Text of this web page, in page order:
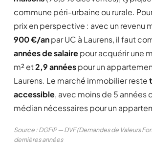
commune péri-urbaine ou rurale.
prix en perspective : avec un revenu
900 €/anpar UC à Laurens, il faut
années de salairepour acquérir une
m² et2,9 annéespour un
Laurens. Le marché immobilier reste
accessible, avec moins de 5 années
médian nécessaires pour un
Source : DGFiP — DVF (Demandes de Valeurs
dernières années